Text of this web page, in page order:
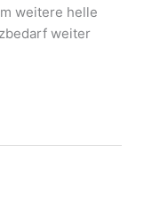
weitere helle
weiter